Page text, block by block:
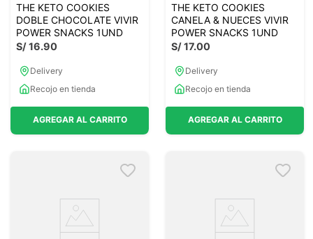
THE KETO COOKIES
DOBLE CHOCOLATE VIVIR
POWER SNACKS 1UND
S/16.90
Delivery
Recojo en tienda
AGREGAR AL CARRITO
THE KETO COOKIES
CANELA & NUECES VIVIR
POWER SNACKS 1UND
S/17.00
Delivery
Recojo en tienda
AGREGAR AL CARRITO